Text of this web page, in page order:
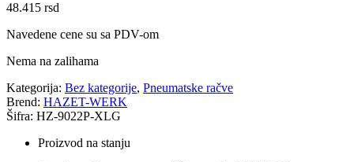
48.415 rsd
Navedene cene su sa PDV-om
Nema na zalihama
Kategorija: Bez kategorije, Pneumatske račve
Brend: HAZET-WERK
Šifra: HZ-9022P-XLG
Proizvod na stanju